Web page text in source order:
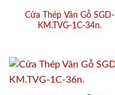
Cửa Thép Vân Gỗ SGD-
KM.TVG-1C-34n.